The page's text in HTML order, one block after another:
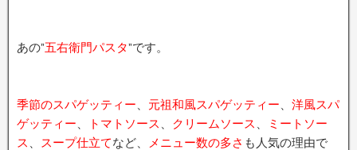
あの”五右衛門パスタ”です。
季節のスパゲッティー 元祖和風スパゲッティー
洋風スパ
ゲッティー
トマトソース クリームソース
ミートソー
ス
スープ仕立てなど、 メニュー数の多さ も人気の理由で